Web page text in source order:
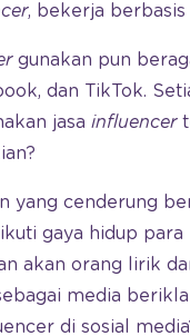
, bekerja
gunakan pun
dan TikTok.
jasa influencer
yang cenderung
gaya hidup
akan orang lirik
media
di sosial